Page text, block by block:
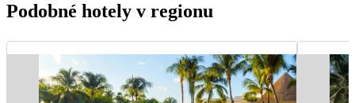
Podobné hotely v regionu